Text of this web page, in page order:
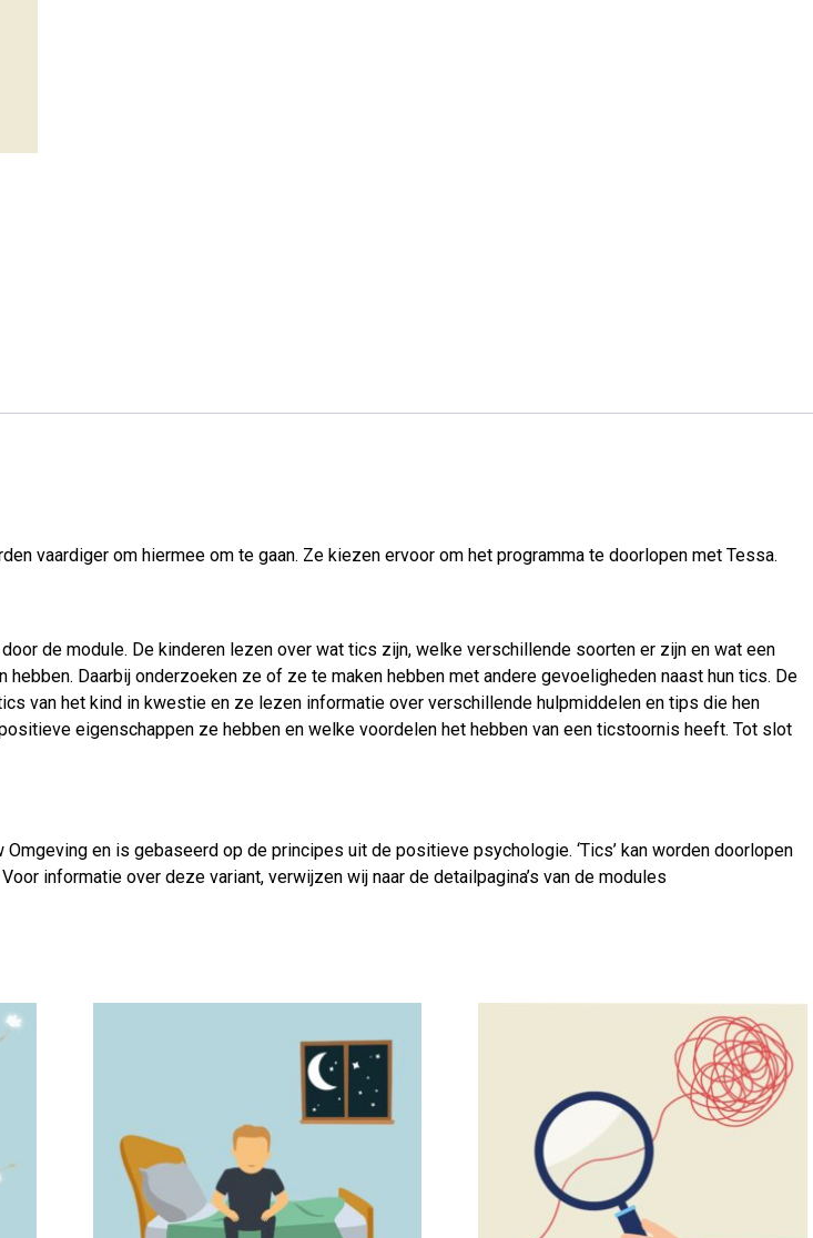
vaardiger om hiermee om te gaan. Ze kiezen ervoor om het programma te doorlopen met Tessa.
de module. De kinderen lezen over wat tics zijn, welke verschillende soorten er zijn en wat een
Daarbij onderzoeken ze of ze te maken hebben met andere gevoeligheden naast hun tics. De
van het kind in kwestie en ze lezen informatie over verschillende hulpmiddelen en tips die hen
eigenschappen ze hebben en welke voordelen het hebben van een ticstoornis heeft. Tot slot
en is gebaseerd op de principes uit de positieve psychologie. ‘Tics’ kan worden doorlopen
informatie over deze variant, verwijzen wij naar de detailpagina’s van de modules